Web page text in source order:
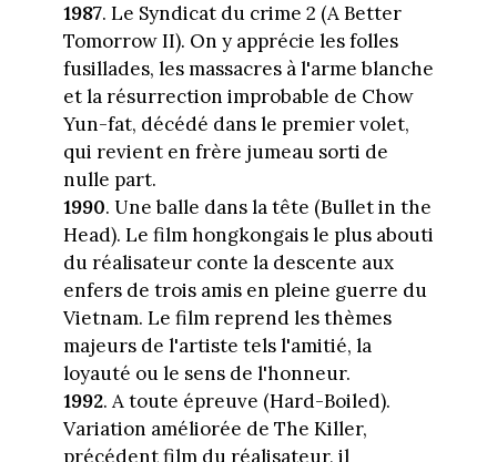
1987. Le Syndicat du crime 2 (A Better
Tomorrow II). On y apprécie les folles
fusillades, les massacres à l'arme blanche
et la résurrection improbable de Chow
Yun-fat, décédé dans le premier volet,
qui revient en frère jumeau sorti de
nulle part.
1990. Une balle dans la tête (Bullet in the
Head). Le film hongkongais le plus abouti
du réalisateur conte la descente aux
enfers de trois amis en pleine guerre du
Vietnam. Le film reprend les thèmes
majeurs de l'artiste tels l'amitié, la
loyauté ou le sens de l'honneur.
1992. A toute épreuve (Hard-Boiled).
Variation améliorée de The Killer,
précédent film du réalisateur, il